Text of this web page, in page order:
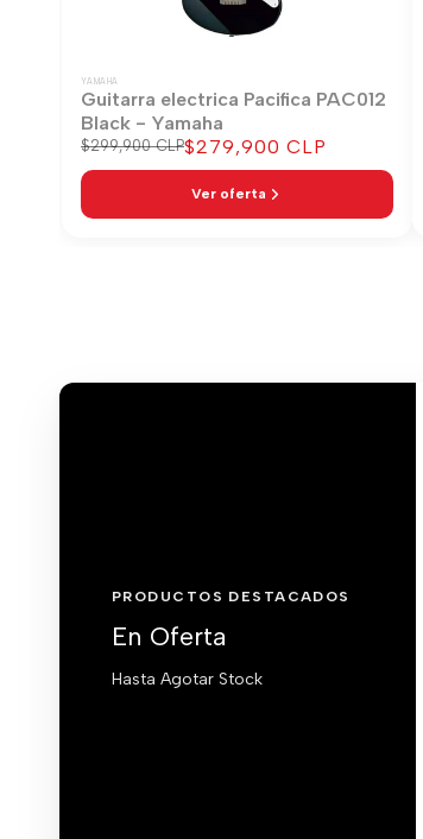
YAMAHA
Guitarra electrica Pacifica PAC012
Black - Yamaha
Precio
$299,900 CLPPrecio
de
venta
$279,900 CLP
Ver oferta
PRODUCTOS DESTACADOS
En Oferta
Hasta Agotar Stock